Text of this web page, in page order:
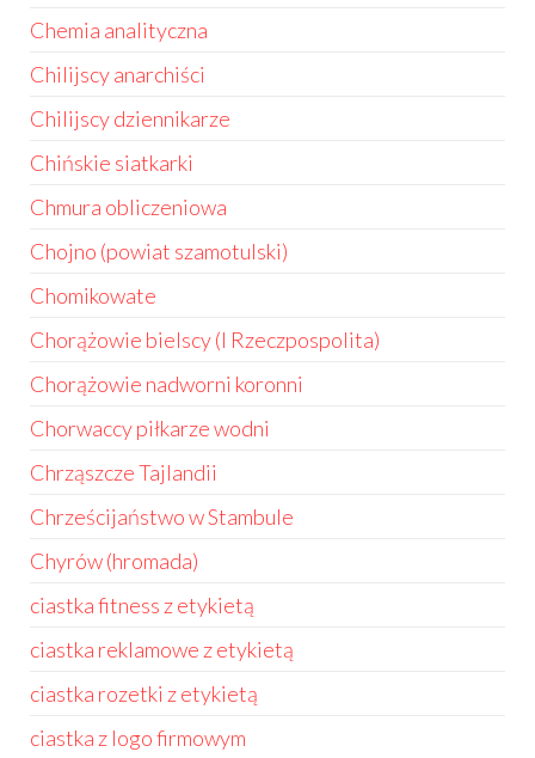
Chemia analityczna
Chilijscy anarchiści
Chilijscy dziennikarze
Chińskie siatkarki
Chmura obliczeniowa
Chojno (powiat szamotulski)
Chomikowate
Chorążowie bielscy (I Rzeczpospolita)
Chorążowie nadworni koronni
Chorwaccy piłkarze wodni
Chrząszcze Tajlandii
Chrześcijaństwo w Stambule
Chyrów (hromada)
ciastka fitness z etykietą
ciastka reklamowe z etykietą
ciastka rozetki z etykietą
ciastka z logo firmowym